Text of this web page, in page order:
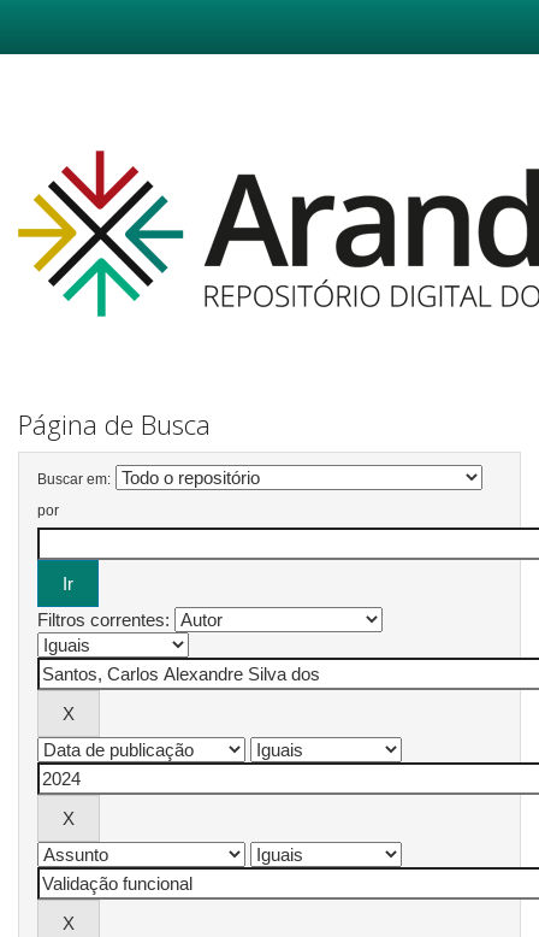
Página de Busca
Buscar em:
por
Filtros correntes: